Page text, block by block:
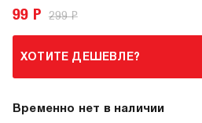
99 Р 299 Р
ХОТИТЕ ДЕШЕВЛЕ?
Временно нет в наличии